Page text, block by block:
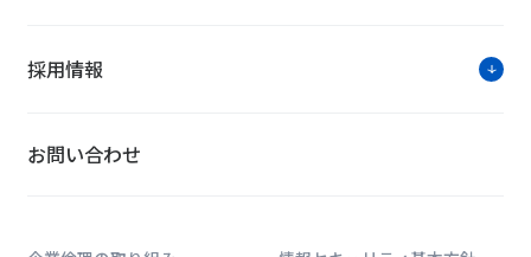
採用情報
お問い合わせ